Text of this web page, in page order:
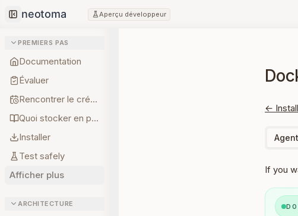
Collapse sidebar
Aperçu développeur
PREMIERS PAS
Documentation
Évaluer
Rencontrer le créateur
Quoi stocker en premier
Installer
Test safely
Afficher plus
ARCHITECTURE
← Install
Agent
If you